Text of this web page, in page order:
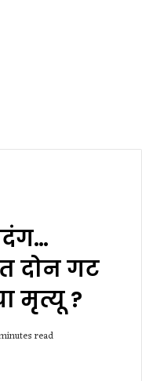
दोन गट
मृत्यू ?
read